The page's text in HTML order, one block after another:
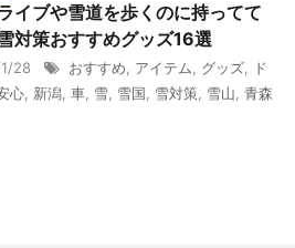
イブや雪道を歩くのに持ってて
対策おすすめグッズ16選
28 おすすめ アイテム グッズ
ド
心 新潟 車 雪 雪国 雪対策 雪山 青森